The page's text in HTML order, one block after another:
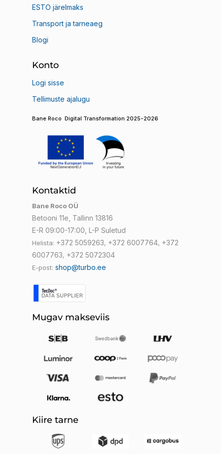
ESTO järelmaks
Transport ja tarneaeg
Blogi
Konto
Logi sisse
Tellimuste ajalugu
Bane Roco Digital Transformation 2025-2026
Kontaktid
Bane Roco OÜ
Betooni 11e, Tallinn 13816
E-R 09:00-17:00, L-P Suletud
Helista: +372 5059263, +372 6007764, +372
6007763, +372 5072304
E-post: shop@turbo.ee
Mugav makseviis
Kiire tarne